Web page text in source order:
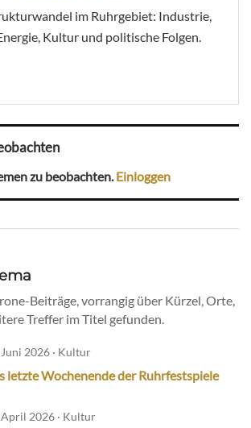
im Ruhrgebiet: Industrie,
Kultur und politische Folgen.
zu beobachten.Einloggen
Beiträge, vorrangig über Kürzel, Orte,
Treffer im Titel gefunden.
2026 · Kultur
letzte Wochenende der Ruhrfestspiele
April 2026 · Kultur